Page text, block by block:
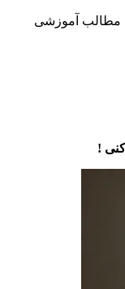
مطالب آموزشی
!